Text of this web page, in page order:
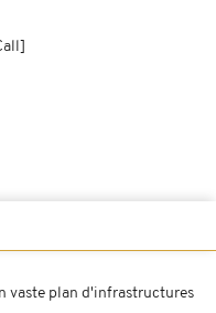
vaste plan d'infrastructures